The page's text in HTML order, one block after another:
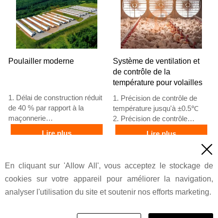
5. Réception en ligne 24h/24
via WhatsApp NO. :
+8618830120193, contactez-
nous pour obtenir la liste de
prix
sont basées sur les normes
européennes
5. Réception en ligne 24h/24
via WhatsApp NO. :
+8618830120193
Poulailler moderne
1. Délai de construction réduit
de 40 % par rapport à la
maçonnerie
muraux 100 mm
4. Espacement des colonnes
6 m
Lire plus
Système de ventilation et
de contrôle de la
température pour volailles
1. Précision de contrôle de
température jusqu'à ±0.5℃
2. Précision de contrôle
refroidissement 150 mm
5. Réception /WhatsApp NO. :
+8618830120193
Lire plus
© 2022 Groupe Industriel Taiyu CO., LTD

En cliquant sur 'Allow All', vous acceptez le stockage de
cookies sur votre appareil pour améliorer la navigation,
analyser l'utilisation du site et soutenir nos efforts marketing.